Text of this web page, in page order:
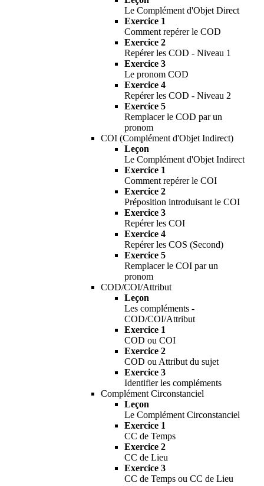
Le Complément d'Objet Direct
Exercice 1
Comment repérer le COD
Exercice 2
Repérer les COD - Niveau 1
Exercice 3
Le pronom COD
Exercice 4
Repérer les COD - Niveau 2
Exercice 5
Remplacer le COD par un
pronom
COI (Complément d'Objet Indirect)
Leçon
Le Complément d'Objet Indirect
Exercice 1
Comment repérer le COI
Exercice 2
Préposition introduisant le COI
Exercice 3
Repérer les COI
Exercice 4
Repérer les COS (Second)
Exercice 5
Remplacer le COI par un
pronom
COD/COI/Attribut
Leçon
Les compléments -
COD/COI/Attribut
Exercice 1
COD ou COI
Exercice 2
COD ou Attribut du sujet
Exercice 3
Identifier les compléments
Complément Circonstanciel
Leçon
Le Complément Circonstanciel
Exercice 1
CC de Temps
Exercice 2
CC de Lieu
Exercice 3
CC de Temps ou CC de Lieu